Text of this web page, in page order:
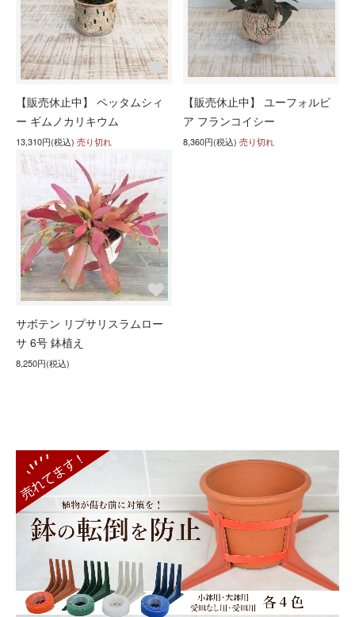
【販売休止中】 ペッタムシィ
ー ギムノカリキウム
13,310円(税込) 売り切れ
【販売休止中】 ユーフォルビ
ア フランコイシー
8,360円(税込) 売り切れ
サボテン リプサリスラムロー
サ 6号 鉢植え
8,250円(税込)